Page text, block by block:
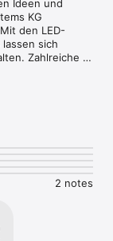
Ideen und
KG
den LED-
lassen sich
Zahlreiche
einer von
Bei den
angepasst
als
2 notes